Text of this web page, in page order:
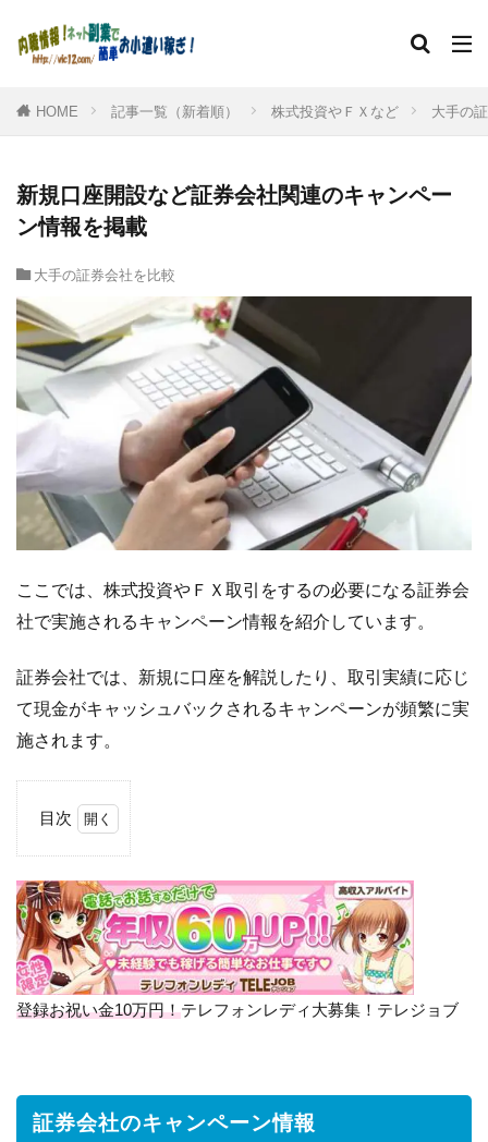
HOME 記事一覧（新着順） 株式投資やＦＸなど 大手の
新規口座開設など証券会社関連のキャンペー
ン情報を掲載
大手の証券会社を比較
ここでは、株式投資やＦＸ取引をするの必要になる証券会
社で実施されるキャンペーン情報を紹介しています。
証券会社では、新規に口座を解説したり、取引実績に応じ
て現金がキャッシュバックされるキャンペーンが頻繁に実
施されます。
目次
券
会
社
の
キ
ャ
ン
登録お祝い金10万円！テレフォンレディ大募集！テレジョブ
証券会社のキャンペーン情報